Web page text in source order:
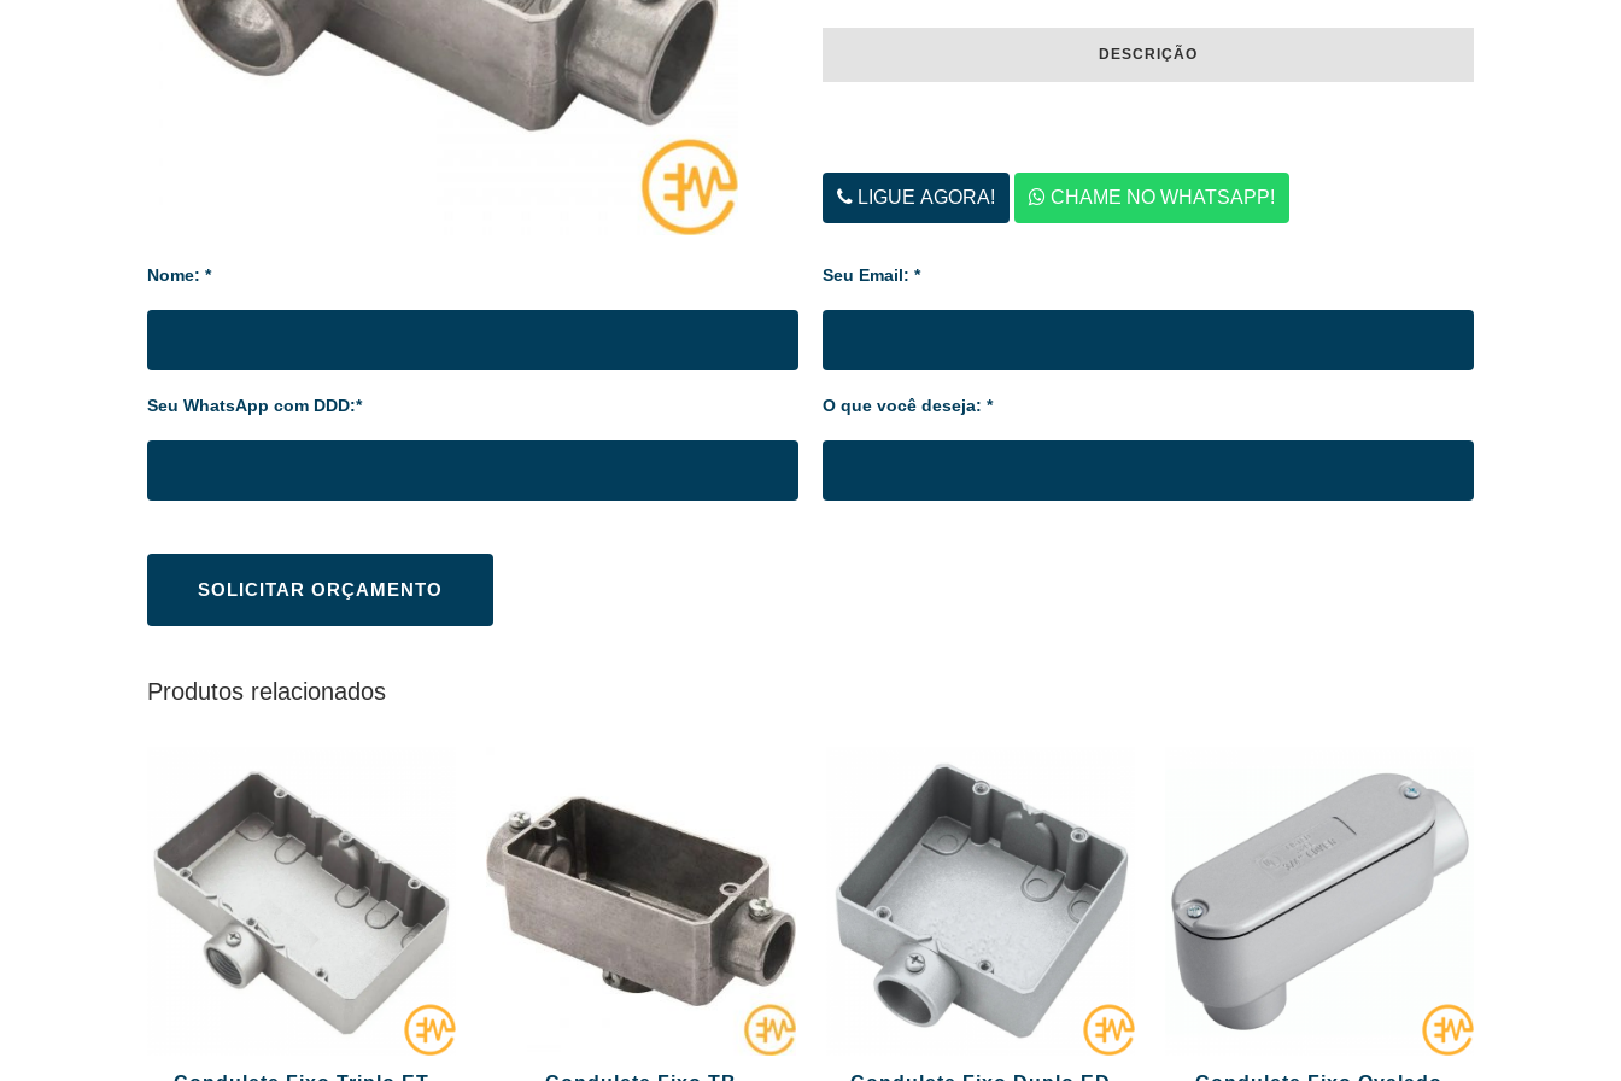
DESCRIÇÃO
LIGUE AGORA! CHAME NO WHATSAPP!
Nome: *
Seu WhatsApp com DDD:*
Seu Email: *
O que você deseja: *
Produtos relacionados